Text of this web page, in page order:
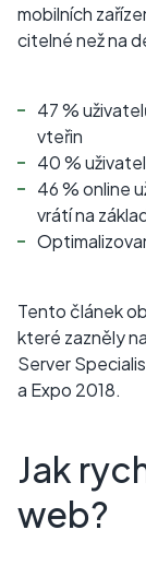
mobilních
citelné než na
47 %
vteřin
40 %
46 % online
vrátí na
Tento článek
které zazněly
Server
a Expo 2018.
Jak
web?